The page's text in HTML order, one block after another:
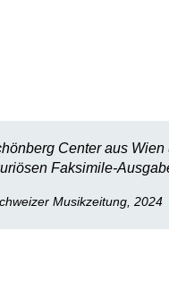
Center aus
Faksimile-
Musikzeitung, 2024